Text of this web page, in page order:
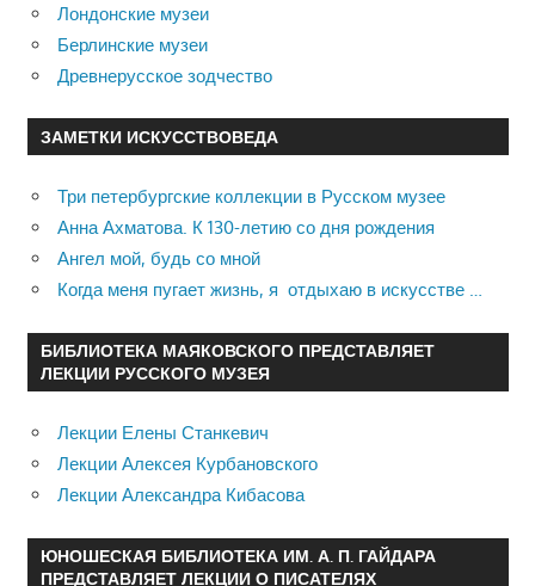
Лондонские музеи
Берлинские музеи
Древнерусское зодчество
ЗАМЕТКИ ИСКУССТВОВЕДА
Три петербургские коллекции в Русском музее
Анна Ахматова. К 130-летию со дня рождения
Ангел мой, будь со мной
Когда меня пугает жизнь, я отдыхаю в искусстве …
БИБЛИОТЕКА МАЯКОВСКОГО ПРЕДСТАВЛЯЕТ
ЛЕКЦИИ РУССКОГО МУЗЕЯ
Лекции Елены Станкевич
Лекции Алексея Курбановского
Лекции Александра Кибасова
ЮНОШЕСКАЯ БИБЛИОТЕКА ИМ. А. П. ГАЙДАРА
ПРЕДСТАВЛЯЕТ ЛЕКЦИИ О ПИСАТЕЛЯХ